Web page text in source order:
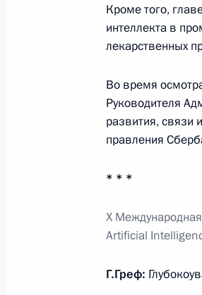
Церемония
энергоблока
18 ноября
Занданшатаром
Встреча с
Джайшанкаром
Кроме того,
интеллекта в
лекарственных
Во время
Руководителя
развития, связи
правления
* * *
X
Artificial
Г.Греф: